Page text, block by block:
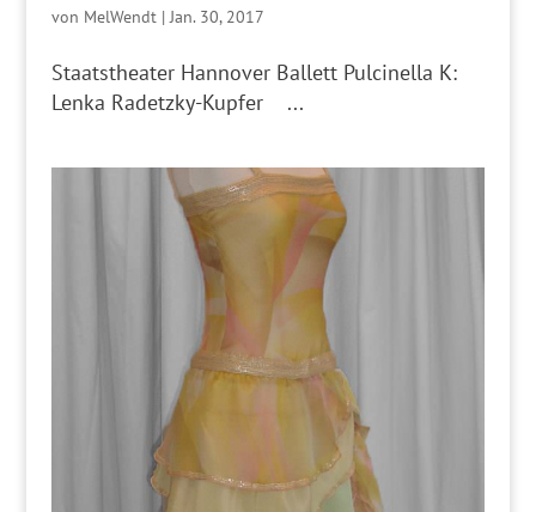
von MelWendt| Jan. 30, 2017
Staatstheater Hannover Ballett Pulcinella K:
Lenka Radetzky-Kupfer ...